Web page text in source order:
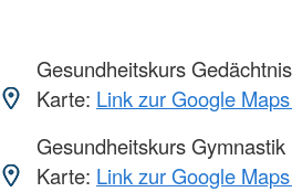
Gesundheitskurs Gedächtnis
Karte: Link zur Google
Gesundheitskurs Gymnastik
Karte: Link zur Google